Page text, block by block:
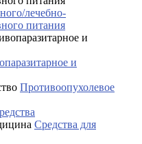
лечебно-
питания
и
Противоопухолевое
Средства для